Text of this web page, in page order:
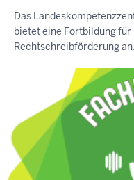
Das
bietet eine Fortbildung
Rechtschreibförderung an.